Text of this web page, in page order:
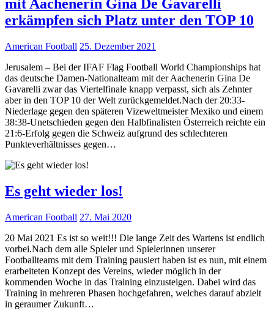
mit Aachenerin Gina De Gavarelli
erkämpfen sich Platz unter den TOP 10
American Football 25. Dezember 2021
Jerusalem – Bei der IFAF Flag Football World Championships hat
das deutsche Damen-Nationalteam mit der Aachenerin Gina De
Gavarelli zwar das Viertelfinale knapp verpasst, sich als Zehnter
aber in den TOP 10 der Welt zurückgemeldet.Nach der 20:33-
Niederlage gegen den späteren Vizeweltmeister Mexiko und einem
38:38-Unetschieden gegen den Halbfinalisten Österreich reichte ein
21:6-Erfolg gegen die Schweiz aufgrund des schlechteren
Punkteverhältnisses gegen…
Es geht wieder los!
American Football 27. Mai 2020
20 Mai 2021 Es ist so weit!!! Die lange Zeit des Wartens ist endlich
vorbei.Nach dem alle Spieler und Spielerinnen unserer
Footballteams mit dem Training pausiert haben ist es nun, mit einem
erarbeiteten Konzept des Vereins, wieder möglich in der
kommenden Woche in das Training einzusteigen. Dabei wird das
Training in mehreren Phasen hochgefahren, welches darauf abzielt
in geraumer Zukunft…